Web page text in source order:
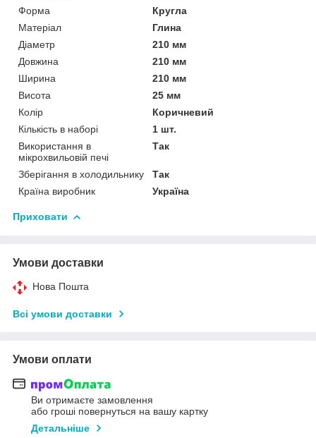
Форма
Кругла
Матеріал
Глина
Діаметр
210 мм
Довжина
210 мм
Ширина
210 мм
Висота
25 мм
Колір
Коричневий
Кількість в наборі
1 шт.
Використання в
мікрохвильовій печі
Так
Зберігання в холодильнику
Так
Країна виробник
Україна
Приховати
Умови доставки
Нова Пошта
Всі умови доставки
Умови оплати
Ви отримаєте замовлення
або гроші повернуться на вашу картку
Детальніше